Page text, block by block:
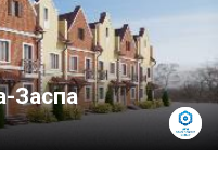
Заспа